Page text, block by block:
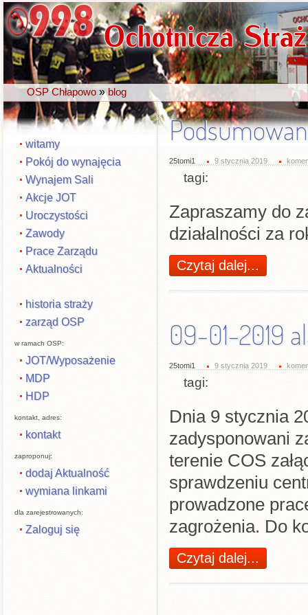
OSP Chłapowo » blog
witamy
Pokój do wynajęcia
Wynajem Sali
Akcje JOT
Uroczystości
Zawody
Prace Zarządu
Aktualności
historia straży
zarząd OSP
w ramach OSP:
JOT/Wyposażenie
MDP
HDP
kontakt, adres:
kontakt
zaproponuj:
dodaj Aktualność
wymiana linkami
dla zarejestrowanych:
Zaloguj się
25tomi1 9 stycznia 2019
tagi:
Zapraszamy do
działalności za
Czytaj dalej...
09-01-2019
25tomi1 9 stycznia 2019
tagi:
Dnia 9 stycznia
zadysponowani
terenie COS
sprawdzeniu
prowadzone
zagrożenia. Do
Czytaj dalej...